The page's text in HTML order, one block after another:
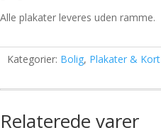
Alle plakater leveres uden ramme.
Kategorier: Bolig, Plakater & Kort
Relaterede varer